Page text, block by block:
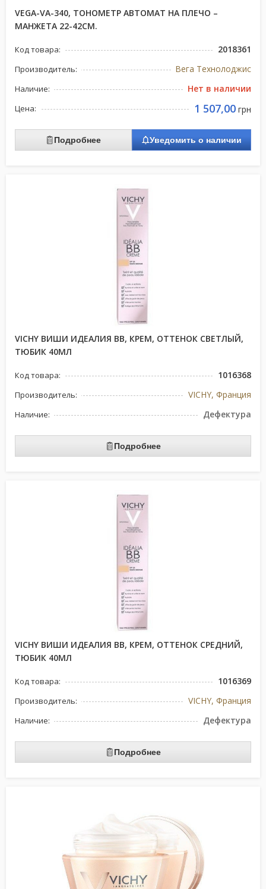
VEGA-VA-340, ТОНОМЕТР АВТОМАТ НА ПЛЕЧО –
МАНЖЕТА 22-42СМ.
Код товара: 2018361
Производитель: Вега Технолоджис
Наличие: Нет в наличии
Цена: 1 507,00 грн
Подробнее Уведомить о наличии
VICHY ВИШИ ИДЕАЛИЯ ВВ, КРЕМ, ОТТЕНОК СВЕТЛЫЙ,
ТЮБИК 40МЛ
Код товара: 1016368
Производитель: VICHY, Франция
Наличие: Дефектура
Подробнее
VICHY ВИШИ ИДЕАЛИЯ ВВ, КРЕМ, ОТТЕНОК СРЕДНИЙ,
ТЮБИК 40МЛ
Код товара: 1016369
Производитель: VICHY, Франция
Наличие: Дефектура
Подробнее